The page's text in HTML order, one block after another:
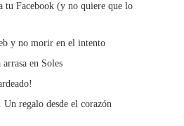
tu Facebook (y no quiere que lo
y no morir en el intento
en Soles
regalo desde el corazón